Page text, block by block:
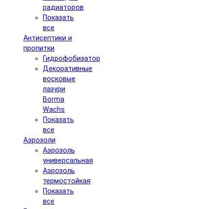
радиаторов
Показать
все
Антисептики и
пропитки
Гидрофобизатор
Декоративные
восковые
лазури
Borma
Wachs
Показать
все
Аэрозоли
Аэрозоль
универсальная
Аэрозоль
термостойкая
Показать
все